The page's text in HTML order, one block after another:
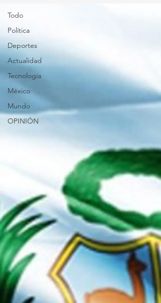
Todo
Política
Deportes
Actualidad
Tecnología
México
Mundo
OPINIÓN